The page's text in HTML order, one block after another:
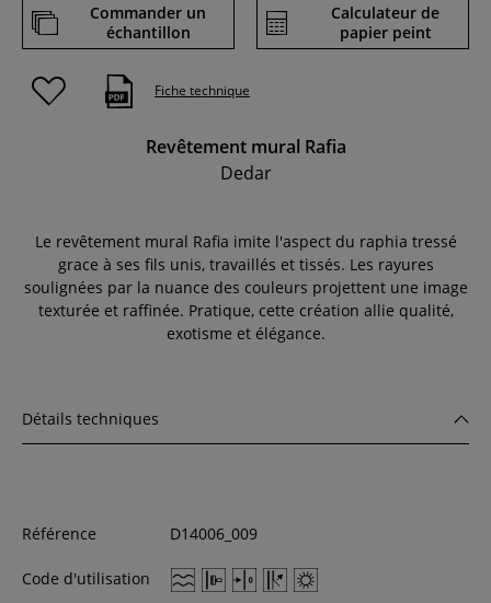
Commander un
échantillon
Calculateur de
papier peint
Fiche technique
Revêtement mural Rafia
Dedar
Le revêtement mural Rafia imite l'aspect du raphia tressé
grace à ses fils unis, travaillés et tissés. Les rayures
soulignées par la nuance des couleurs projettent une image
texturée et raffinée. Pratique, cette création allie qualité,
exotisme et élégance.
Détails techniques
Référence D14006_009
Code d'utilisation